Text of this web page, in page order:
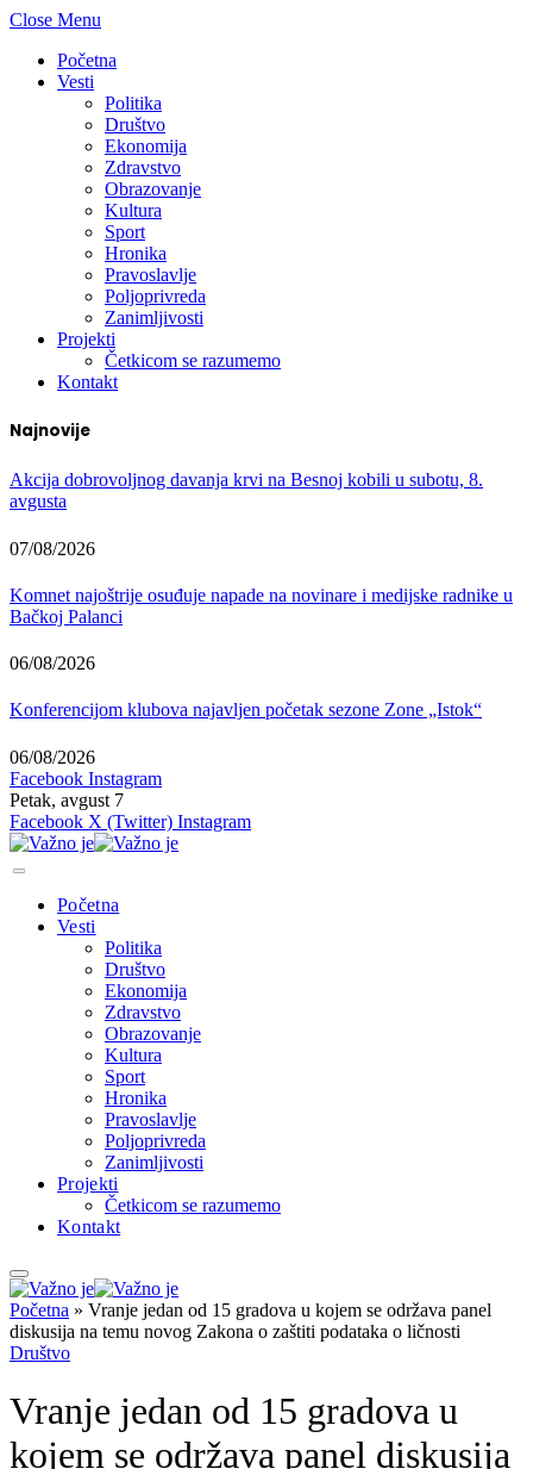
Close Menu
Početna
Vesti
Politika
Društvo
Ekonomija
Zdravstvo
Obrazovanje
Kultura
Sport
Hronika
Pravoslavlje
Poljoprivreda
Zanimljivosti
Projekti
Četkicom se razumemo
Kontakt
Najnovije
Akcija dobrovoljnog davanja krvi na Besnoj kobili u subotu, 8.
avgusta
07/08/2026
Komnet najoštrije osuđuje napade na novinare i medijske radnike u
Bačkoj Palanci
06/08/2026
Konferencijom klubova najavljen početak sezone Zone „Istok“
06/08/2026
Facebook Instagram
Petak, avgust 7
Facebook X (Twitter) Instagram
Početna
Vesti
Politika
Društvo
Ekonomija
Zdravstvo
Obrazovanje
Kultura
Sport
Hronika
Pravoslavlje
Poljoprivreda
Zanimljivosti
Projekti
Četkicom se razumemo
Kontakt
Početna » Vranje jedan od 15 gradova u kojem se održava panel
diskusija na temu novog Zakona o zaštiti podataka o ličnosti
Društvo
Vranje jedan od 15 gradova u
kojem se održava panel diskusija